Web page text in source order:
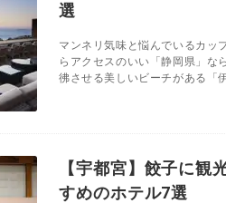
選
マンネリ気味と悩んでいるカッ
らアクセスのいい「静岡県」
彿させる美しいビーチがある「
【宇都宮】餃子に
すめのホテル7選